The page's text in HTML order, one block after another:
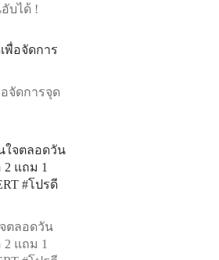
บได้ !
จัดการจุด
ตลอดวัน
แถม 1